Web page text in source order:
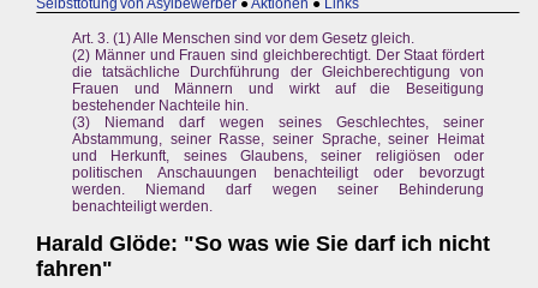
Selbsttötung von Asylbewerber ●Aktionen ● Links
Art. 3. (1) Alle Menschen sind vor dem Gesetz gleich.
(2) Männer und Frauen sind gleichberechtigt. Der Staat fördert
die tatsächliche Durchführung der Gleichberechtigung von
Frauen und Männern und wirkt auf die Beseitigung
bestehender Nachteile hin.
(3) Niemand darf wegen seines Geschlechtes, seiner
Abstammung, seiner Rasse, seiner Sprache, seiner Heimat
und Herkunft, seines Glaubens, seiner religiösen oder
politischen Anschauungen benachteiligt oder bevorzugt
werden. Niemand darf wegen seiner Behinderung
benachteiligt werden.
Harald Glöde: "So was wie Sie darf ich nicht
fahren"